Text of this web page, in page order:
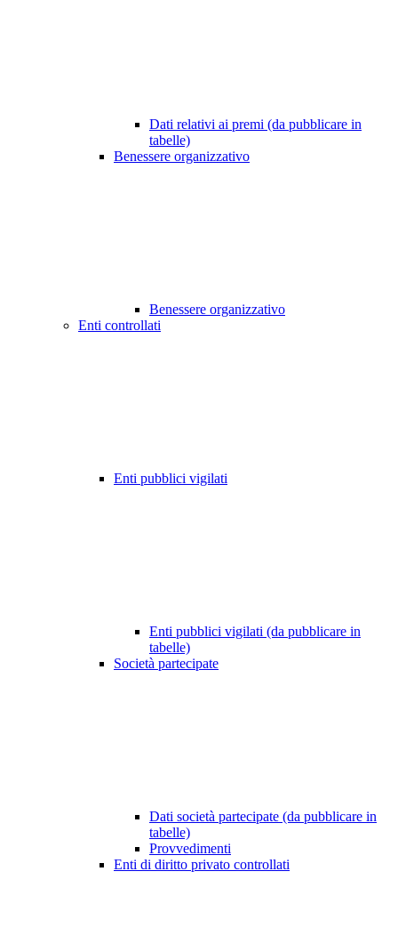
Dati relativi ai premi (da pubblicare in
tabelle)
Benessere organizzativo
Benessere organizzativo
Enti controllati
Enti pubblici vigilati
Enti pubblici vigilati (da pubblicare in
tabelle)
Società partecipate
Dati società partecipate (da pubblicare in
tabelle)
Provvedimenti
Enti di diritto privato controllati